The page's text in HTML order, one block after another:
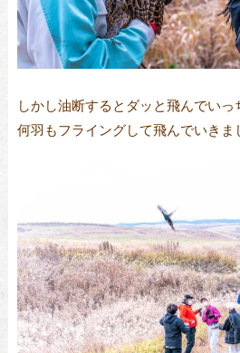
しかし油断するとダッと飛んでいっ
何羽もフライングして飛んでいき